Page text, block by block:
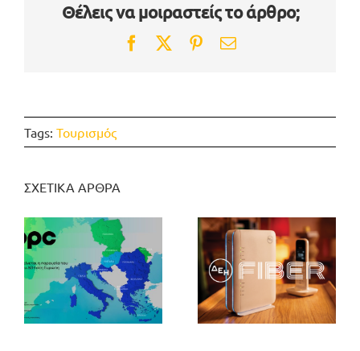
Θέλεις να μοιραστείς το άρθρο;
Facebook
TwitterPinterest
Email
Tags: Τουρισμός
ΣΧΕΤΙΚΑ ΑΡΘΡΑ